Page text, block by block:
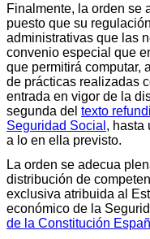
Finalmente, la orden se
puesto que su
administrativas que las
convenio especial que
que permitirá computar,
de prácticas realizadas
entrada en vigor de la
segunda del texto
Seguridad Social , hasta
a lo en ella previsto.
La orden se adecua
distribución de
exclusiva atribuida al
económico de la
de la Constitución